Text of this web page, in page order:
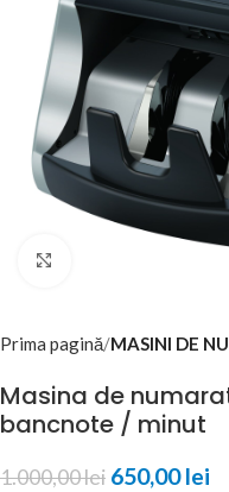
Prima pagină MASINI DE
Masina de
bancnote / minut
1.000,00lei 650,00lei